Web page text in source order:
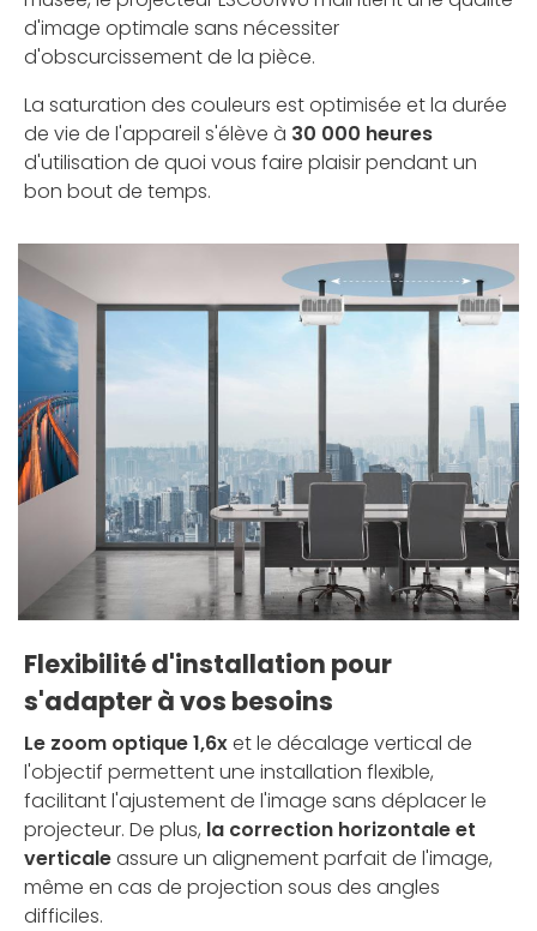
d'image optimale sans nécessiter
d'obscurcissement de la pièce.
La saturation des couleurs est optimisée et la durée
de vie de l'appareil s'élève à 30 000 heures
d'utilisation de quoi vous faire plaisir pendant un
bon bout de temps.
Flexibilité d'installation pour
s'adapter à vos besoins
Le zoom optique 1,6xet le décalage vertical de
l'objectif permettent une installation flexible,
facilitant l'ajustement de l'image sans déplacer le
projecteur. De plus, la correction horizontale et
verticaleassure un alignement parfait de l'image,
même en cas de projection sous des angles
difficiles.